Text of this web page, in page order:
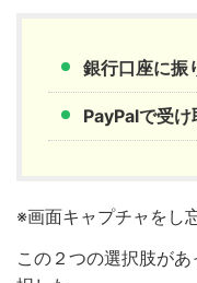
銀行口座に振
PayPalで受け
※画面キャプチャをし
この２つの選択肢が